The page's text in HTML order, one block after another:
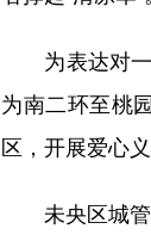
为表达对一
为南二环至桃
区，开展爱心
未央区城管